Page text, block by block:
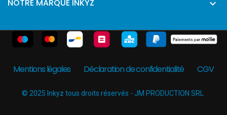
NOTRE MARQUE INKYZ 
Mentions légales Déclaration de confidentialité CGV
© 2025 Inkyz tous droits réservés - JM PRODUCTION SRL